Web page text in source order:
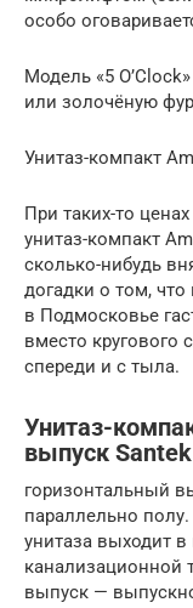
особо
Модель «5
или золочёную
Унитаз-компакт
При таких-то
унитаз-компакт
сколько-нибудь
догадки о том,
в Подмосковье
вместо кругового
спереди и с тыла.
Унитаз-
выпуск Santek
горизонтальный
параллельно
унитаза выходит
канализационной
выпуск —